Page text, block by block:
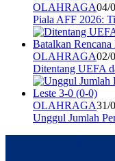
OLAHRAGA04/
Piala AFF 2026:
OLAHRAGA02/
Ditentang UEFA
OLAHRAGA31/
Unggul Jumlah